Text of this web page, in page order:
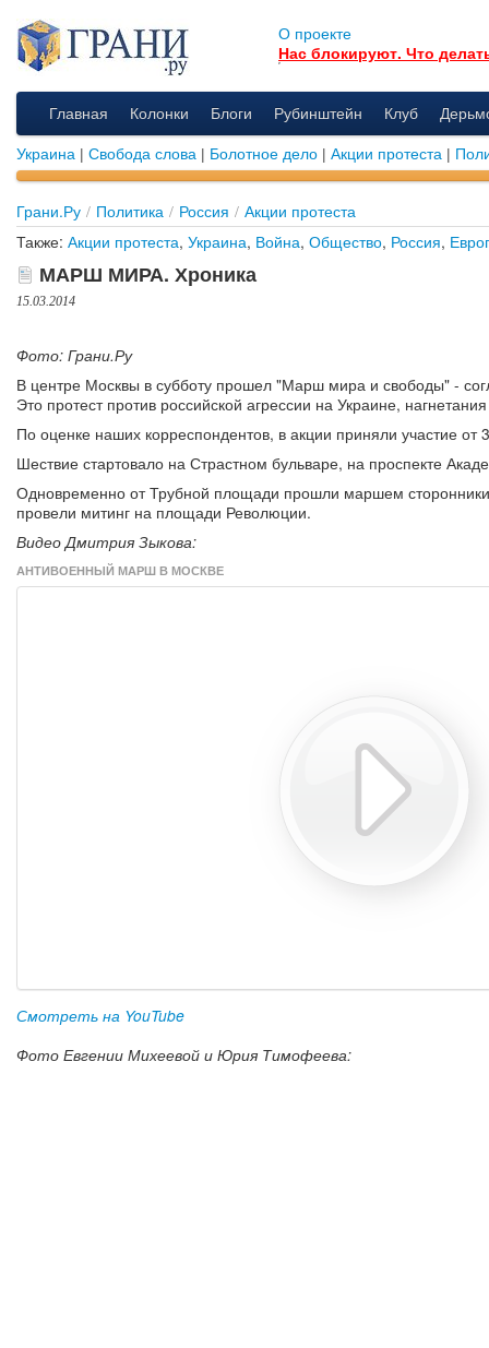
О проекте
Нас блокируют. Что
Главная Колонки Блоги Рубинштейн Клуб
Украина | Свобода слова | Болотное дело | Акции протеста |
Грани.Ру / Политика / Россия / Акции протеста
Также: Акции протеста, Украина, Война, Общество, Россия,
МАРШ МИРА. Хроника
15.03.2014
Фото: Грани.Ру
В центре Москвы в субботу прошел "Марш мира и свободы" -
Это протест против российской агрессии на Украине,
По оценке наших корреспондентов, в акции приняли участие от
Шествие стартовало на Страстном бульваре, на проспекте
Одновременно от Трубной площади прошли маршем
провели митинг на площади Революции.
Видео Дмитрия Зыкова:
АНТИВОЕННЫЙ МАРШ В МОСКВЕ
Смотреть на YouTube
Фото Евгении Михеевой и Юрия Тимофеева: